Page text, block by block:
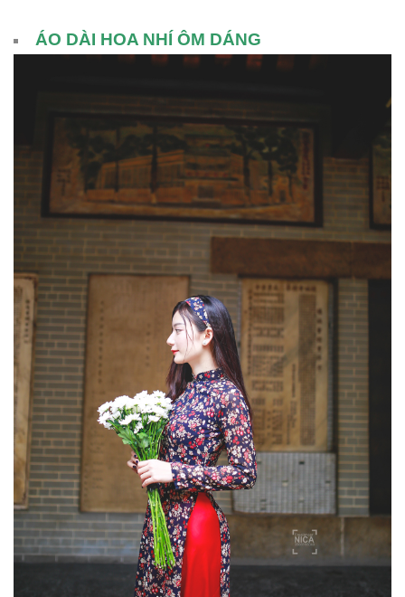
ÁO DÀI HOA NHÍ ÔM DÁNG